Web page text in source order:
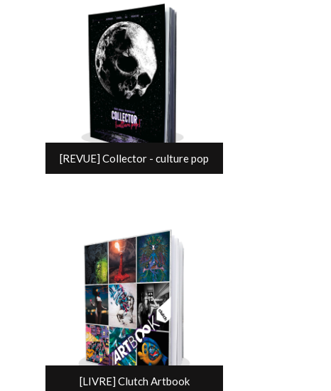
[REVUE] Collector - culture pop
[LIVRE] Clutch Artbook